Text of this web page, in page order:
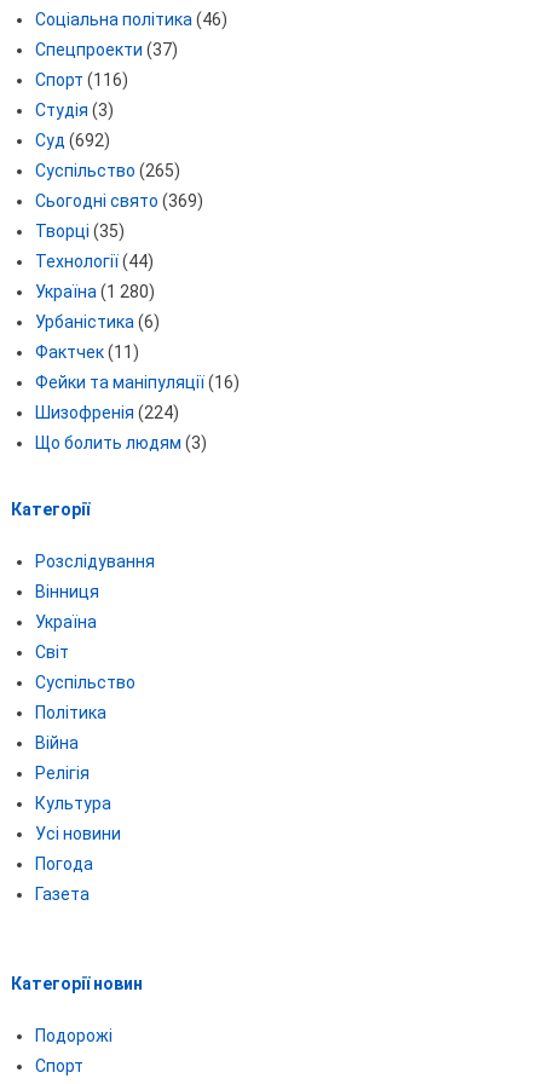
Соціальна політика (46)
Спецпроекти (37)
Спорт (116)
Студія (3)
Суд (692)
Суспільство (265)
Сьогодні свято (369)
Творці (35)
Технології(44)
Україна (1 280)
Урбаністика (6)
Фактчек(11)
Фейки та маніпуляції(16)
Шизофренія (224)
Що болить людям (3)
Категорії
Розслідування
Вінниця
Україна
Світ
Суспільство
Політика
Війна
Релігія
Культура
Усі новини
Погода
Газета
Категорії новин
Подорожі
Спорт